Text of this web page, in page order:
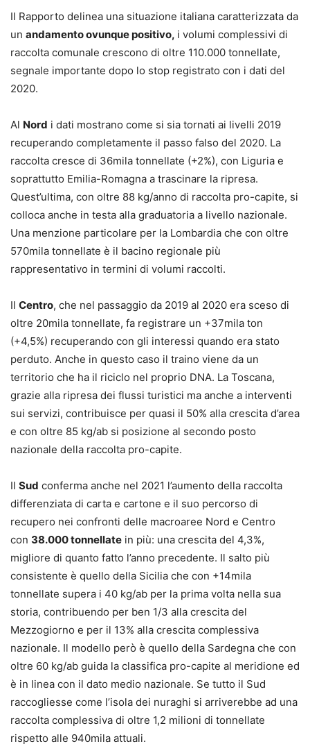
Il Rapporto delinea una situazione italiana caratterizzata da
un andamento ovunque positivo, i volumi complessivi di
raccolta comunale crescono di oltre 110.000 tonnellate,
segnale importante dopo lo stop registrato con i dati del
2020.
Al Nord i dati mostrano come si sia tornati ai livelli 2019
recuperando completamente il passo falso del 2020. La
raccolta cresce di 36mila tonnellate (+2%), con Liguria e
soprattutto Emilia-Romagna a trascinare la ripresa.
Quest’ultima, con oltre 88 kg/anno di raccolta pro-capite, si
colloca anche in testa alla graduatoria a livello nazionale.
Una menzione particolare per la Lombardia che con oltre
570mila tonnellate è il bacino regionale più
rappresentativo in termini di volumi raccolti.
Il Centro, che nel passaggio da 2019 al 2020 era sceso di
oltre 20mila tonnellate, fa registrare un +37mila ton
(+4,5%) recuperando con gli interessi quando era stato
perduto. Anche in questo caso il traino viene da un
territorio che ha il riciclo nel proprio DNA. La Toscana,
grazie alla ripresa dei flussi turistici ma anche a interventi
sui servizi, contribuisce per quasi il 50% alla crescita d’area
e con oltre 85 kg/ab si posizione al secondo posto
nazionale della raccolta pro-capite.
Il Sud conferma anche nel 2021 l’aumento della raccolta
differenziata di carta e cartone e il suo percorso di
recupero nei confronti delle macroaree Nord e Centro
con 38.000 tonnellate in più: una crescita del 4,3%,
migliore di quanto fatto l’anno precedente. Il salto più
consistente è quello della Sicilia che con +14mila
tonnellate supera i 40 kg/ab per la prima volta nella sua
storia, contribuendo per ben 1/3 alla crescita del
Mezzogiorno e per il 13% alla crescita complessiva
nazionale. Il modello però è quello della Sardegna che con
oltre 60 kg/ab guida la classifica pro-capite al meridione ed
è in linea con il dato medio nazionale. Se tutto il Sud
raccogliesse come l’isola dei nuraghi si arriverebbe ad una
raccolta complessiva di oltre 1,2 milioni di tonnellate
rispetto alle 940mila attuali.